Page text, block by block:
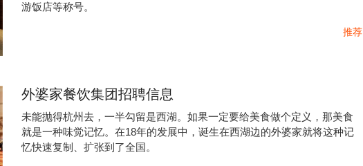
游饭店等称号。
推荐
​外婆家餐饮集团招聘信息
未能抛得杭州去，一半勾留是西湖。如果一定要给美食做个定义，那美食
就是一种味觉记忆。在18年的发展中，诞生在西湖边的外婆家就将这种记
忆快速复制、扩张到了全国。